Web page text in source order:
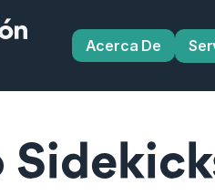
Acerca De